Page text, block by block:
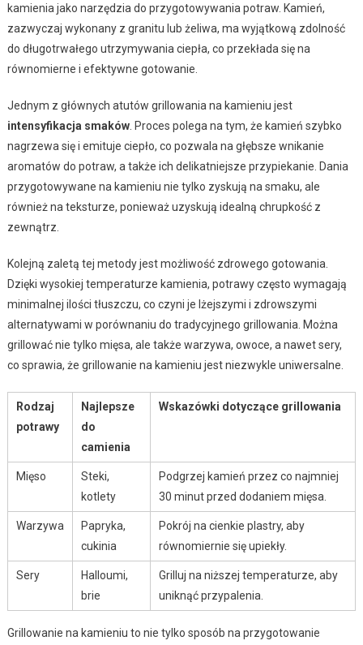
kamienia jako narzędzia do przygotowywania potraw. Kamień,
zazwyczaj wykonany z granitu lub żeliwa, ma wyjątkową zdolność
do długotrwałego utrzymywania ciepła, co przekłada się na
równomierne i efektywne gotowanie.
Jednym z głównych atutów grillowania na kamieniu jest
intensyfikacja smaków. Proces polega na tym, że kamień szybko
nagrzewa się i emituje ciepło, co pozwala na głębsze wnikanie
aromatów do potraw, a także ich delikatniejsze przypiekanie. Dania
przygotowywane na kamieniu nie tylko zyskują na smaku, ale
również na teksturze, ponieważ uzyskują idealną chrupkość z
zewnątrz.
Kolejną zaletą tej metody jest możliwość zdrowego gotowania.
Dzięki wysokiej temperaturze kamienia, potrawy często wymagają
minimalnej ilości tłuszczu, co czyni je lżejszymi i zdrowszymi
alternatywami w porównaniu do tradycyjnego grillowania. Można
grillować nie tylko mięsa, ale także warzywa, owoce, a nawet sery,
co sprawia, że grillowanie na kamieniu jest niezwykle uniwersalne.
Rodzaj
potrawy
Najlepsze
do
camienia
Wskazówki dotyczące grillowania
Mięso
Steki,
kotlety
Podgrzej kamień przez co najmniej
30 minut przed dodaniem mięsa.
Warzywa
Papryka,
cukinia
Pokrój na cienkie plastry, aby
równomiernie się upiekły.
Sery
Halloumi,
brie
Grilluj na niższej temperaturze, aby
uniknąć przypalenia.
Grillowanie na kamieniu to nie tylko sposób na przygotowanie